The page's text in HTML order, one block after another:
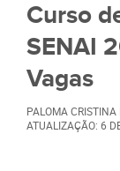
Curso
SENAI
Vagas
PALOMA CRISTINA
ATUALIZAÇÃO: 6